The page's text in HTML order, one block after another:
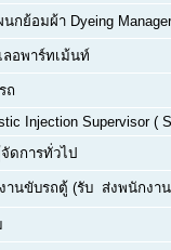
กย้อมผ้า Dyeing Manager
อพาร์ทเม้นท์
ถ
Injection Supervisor (
ดการทั่วไป
านขับรถตู้ (รับ  ส่งพนักงา